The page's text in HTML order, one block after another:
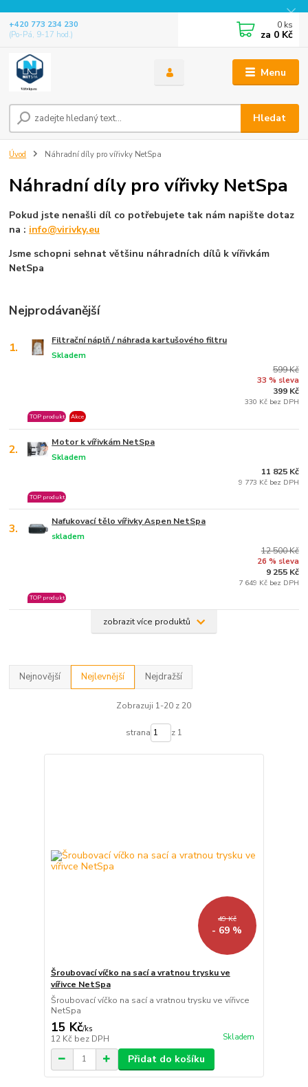
Menu
Hledat
+420 773 234 230
(Po-Pá, 9-17 hod.)
0 ks
za 0 Kč
Úvod Náhradní díly pro vířivky NetSpa
Náhradní díly pro vířivky NetSpa
Pokud jste nenašli díl co potřebujete tak nám napište dotaz
na : info@virivky.eu
Jsme schopni sehnat většinu náhradních dílů k vířivkám
NetSpa
Nejprodávanější
1. Filtrační náplň / náhrada kartušového filtru
Skladem
TOP produkt Akce
599 Kč
33 % sleva
399 Kč
330 Kč bez DPH
2. Motor k vířivkám NetSpa
Skladem
TOP produkt
11 825 Kč
9 773 Kč bez DPH
3. Nafukovací tělo vířivky Aspen NetSpa
skladem
TOP produkt
12 500 Kč
26 % sleva
9 255 Kč
7 649 Kč bez DPH
zobrazit více produktů
Nejnovější Nejlevnější Nejdražší
Zobrazuji 1-20 z 20
strana z 1
49 Kč
- 69 %
Šroubovací víčko na sací a vratnou trysku ve
vířivce NetSpa
Šroubovací víčko na sací a vratnou trysku ve vířivce
NetSpa
15 Kč/ks
12 Kč bez DPH Skladem
Přidat do košíku